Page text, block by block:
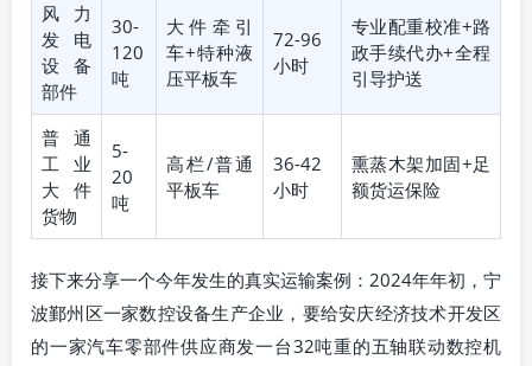
风力
发电
设备
部件
30-
120
吨
大件牵引
车+特种液
压平板车
72-96
小时
专业配重校准+路
政手续代办+全程
引导护送
普通
工业
大件
货物
5-
20
吨
高栏/普通
平板车
36-42
小时
熏蒸木架加固+足
额货运保险
接下来分享一个今年发生的真实运输案例：2024年年初，宁
波鄞州区一家数控设备生产企业，要给安庆经济技术开发区
的一家汽车零部件供应商发一台32吨重的五轴联动数控机